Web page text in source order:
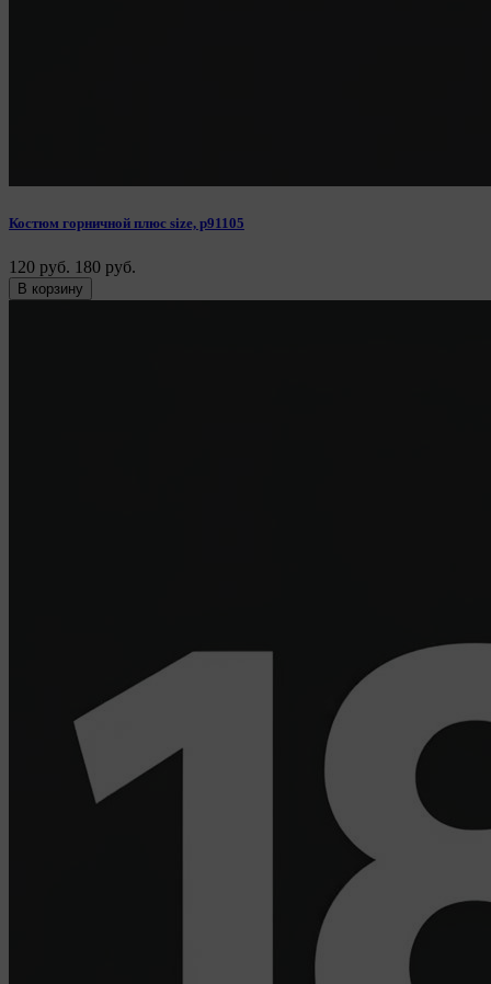
Костюм горничной плюс size, p91105
120 руб. 180 руб.
В корзину